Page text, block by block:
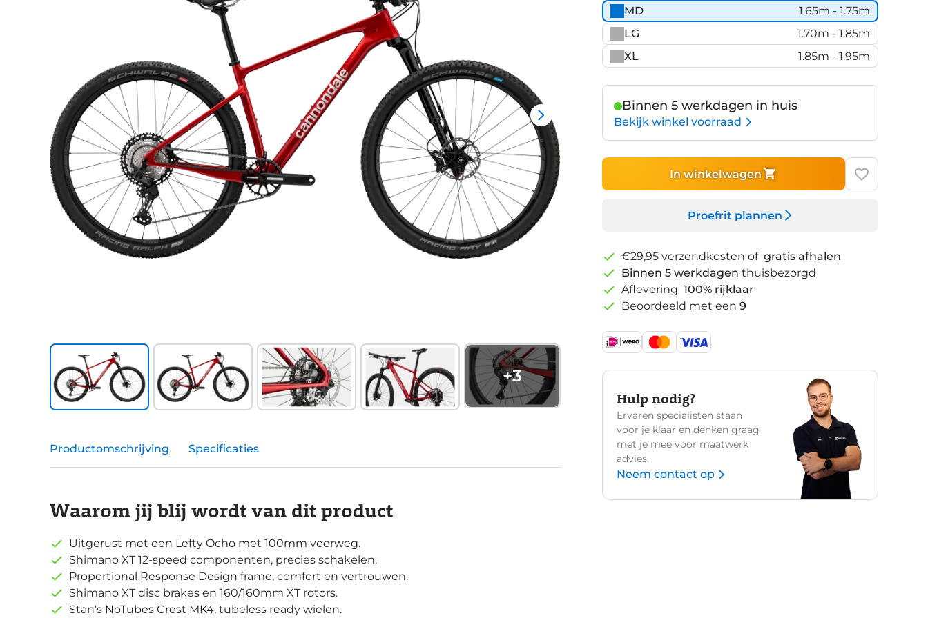
+3
MD
1.65m - 1.75m
LG
1.70m - 1.85m
XL
1.85m - 1.95m
Binnen 5 werkdagen in huis
Bekijk winkel voorraad
In winkelwagen
Proefrit plannen
€29,95 verzendkosten of gratis afhalen
Binnen 5 werkdagen thuisbezorgd
Aflevering 100% rijklaar
Beoordeeld met een 9
Hulp nodig?
Ervaren specialisten staan
voor je klaar en denken graag
met je mee voor maatwerk
advies.
Neem contact op
Productomschrijving Specificaties
Waarom jij blij wordt van dit product
Uitgerust met een Lefty Ocho met 100mm veerweg.
Shimano XT 12-speed componenten, precies schakelen.
Proportional Response Design frame, comfort en vertrouwen.
Shimano XT disc brakes en 160/160mm XT rotors.
Stan's NoTubes Crest MK4, tubeless ready wielen.